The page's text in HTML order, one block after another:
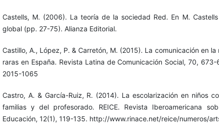
Castells, M. (2006). La teoría de la sociedad Red. En M.
global (pp. 27-75). Alianza Editorial.
Castillo, A., López, P. & Carretón, M. (2015). La comunicación en
raras en España. Revista Latina de Comunicación Social, 70,
2015-1065
Castro, A. & García-Ruiz, R. (2014). La escolarización en niños
familias y del profesorado. REICE. Revista Iberoamericana
Educación, 12(1), 119-135. http://www.rinace.net/reice/numeros/